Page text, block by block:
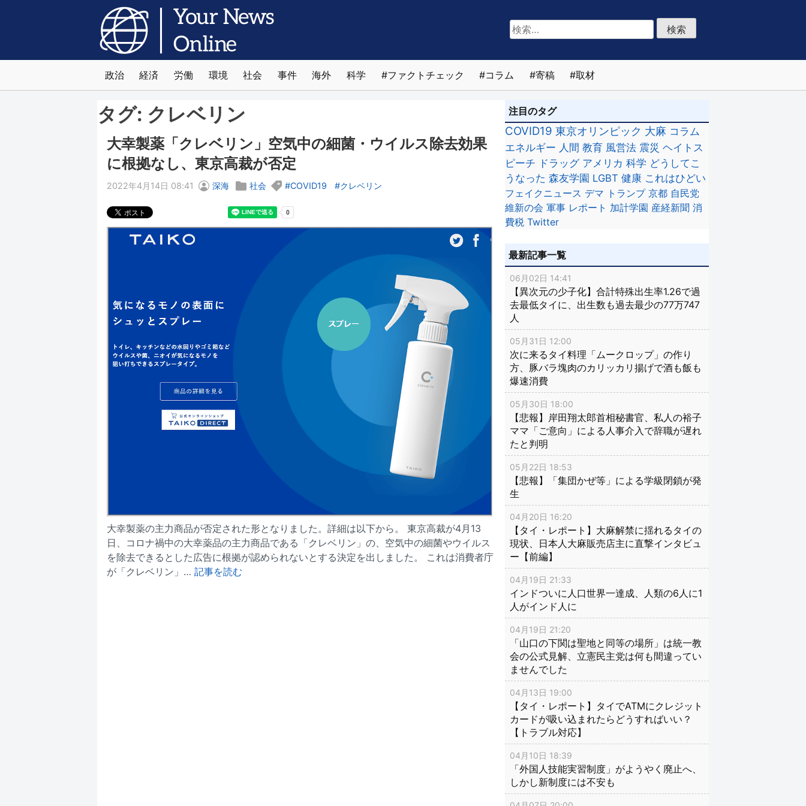
検
索:
政治 経済 労働 環境 社会 事件 海外 科学 ファクトチェック コラム 寄稿 取材
タグ: クレベリン
大幸製薬「クレベリン」空気中の細菌・ウイルス除去効果
に根拠なし、東京高裁が否定
2022年4月14日 08:41 深海 社会 COVID19 クレベリン
大幸製薬の主力商品が否定された形となりました。詳細は以下から。 東京高裁が4月13
日、コロナ禍中の大幸薬品の主力商品である「クレベリン」の、空気中の細菌やウイルス
を除去できるとした広告に根拠が認められないとする決定を出しました。 これは消費者庁
が「クレベリン」… 記事を読む
注目のタグ
COVID19 東京オリンピック 大麻 コラム
エネルギー 人間 教育 風営法 震災 ヘイトス
ピーチ ドラッグ アメリカ 科学 どうしてこ
うなった 森友学園 LGBT 健康 これはひどい
フェイクニュース デマ トランプ 京都 自民党
維新の会 軍事 レポート 加計学園 産経新聞 消
費税 Twitter
最新記事一覧
06月02日 14:41
【異次元の少子化】合計特殊出生率1.26で過
去最低タイに、出生数も過去最少の77万747
人
05月31日 12:00
次に来るタイ料理「ムークロップ」の作り
方、豚バラ塊肉のカリッカリ揚げで酒も飯も
爆速消費
05月30日 18:00
【悲報】岸田翔太郎首相秘書官、私人の裕子
ママ「ご意向」による人事介入で辞職が遅れ
たと判明
05月22日 18:53
【悲報】「集団かぜ等」による学級閉鎖が発
生
04月20日 16:20
【タイ・レポート】大麻解禁に揺れるタイの
現状、日本人大麻販売店主に直撃インタビュ
ー【前編】
04月19日 21:33
インドついに人口世界一達成、人類の6人に1
人がインド人に
04月19日 21:20
「山口の下関は聖地と同等の場所」は統一教
会の公式見解、立憲民主党は何も間違ってい
ませんでした
04月13日 19:00
【タイ・レポート】タイでATMにクレジット
カードが吸い込まれたらどうすればいい？
【トラブル対応】
04月10日 18:39
「外国人技能実習制度」がようやく廃止へ、
しかし新制度には不安も